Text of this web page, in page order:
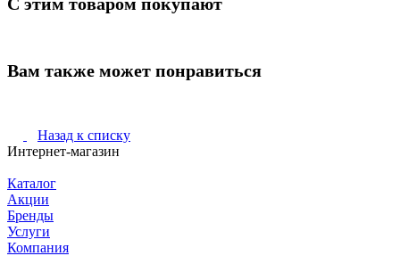
Вам также может понравиться
Назад к списку
Интернет-магазин
Каталог
Акции
Бренды
Услуги
Компания